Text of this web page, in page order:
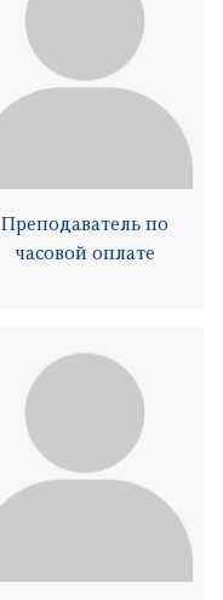
Преподаватель по
часовой оплате